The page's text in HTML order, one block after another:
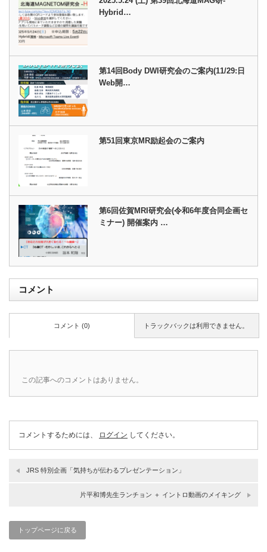
Hybrid…
第14回Body DWI研究会のご案内(11/29:日
Web開…
第51回東京MR励起会のご案内
第6回佐賀MRI研究会(令和6年度合同企画セ
ミナー) 開催案内 …
コメント
トラックバックは利用できません。
コメント (0)
この記事へのコメントはありません。
コメントするためには、 ログイン してください。
JRS 特別企画「気持ちが伝わるプレゼンテーション」
片平和博先生ランチョン ＋ イントロ動画のメイキング
トップページに戻る